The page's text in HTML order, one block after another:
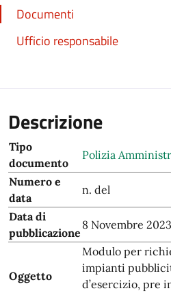
Documenti
Ufficio responsabile
Descrizione
Tipo
documento
Polizia
Numero e
data
n. del
Data di
pubblicazione
8 Novembre 2023
Oggetto
Modulo per
impianti
d’esercizio, pre